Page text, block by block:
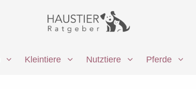
Kleintiere Nutztiere Pferde